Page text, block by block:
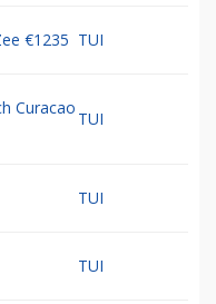
€1235 TUI
Curacao
TUI
TUI
TUI